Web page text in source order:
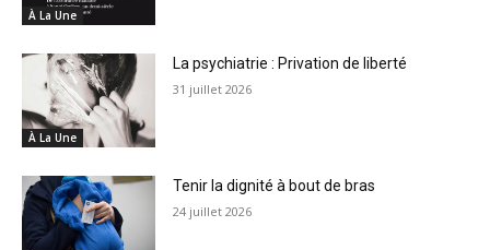
À La Une
À La Une
La psychiatrie : Privation de liberté
31 juillet 2026
Tenir la dignité à bout de bras
24 juillet 2026